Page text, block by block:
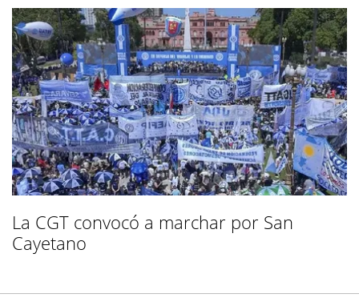
La CGT convocó a marchar por San
Cayetano